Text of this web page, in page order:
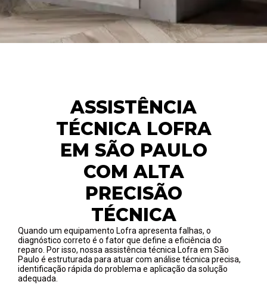
ASSISTÊNCIA
TÉCNICA LOFRA
EM SÃO PAULO
COM ALTA
PRECISÃO
TÉCNICA
Quando um equipamento Lofra apresenta falhas, o
diagnóstico correto é o fator que define a eficiência do
reparo. Por isso, nossa assistência técnica Lofra em São
Paulo é estruturada para atuar com análise técnica precisa,
identificação rápida do problema e aplicação da solução
adequada.